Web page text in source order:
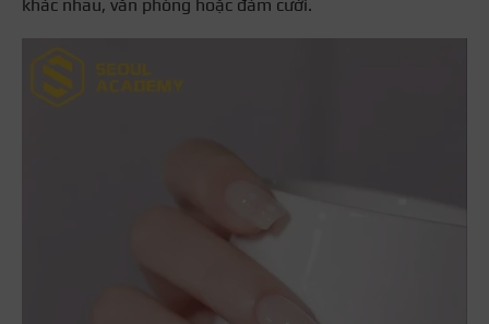
khác nhau, văn phòng hoặc đám cưới.